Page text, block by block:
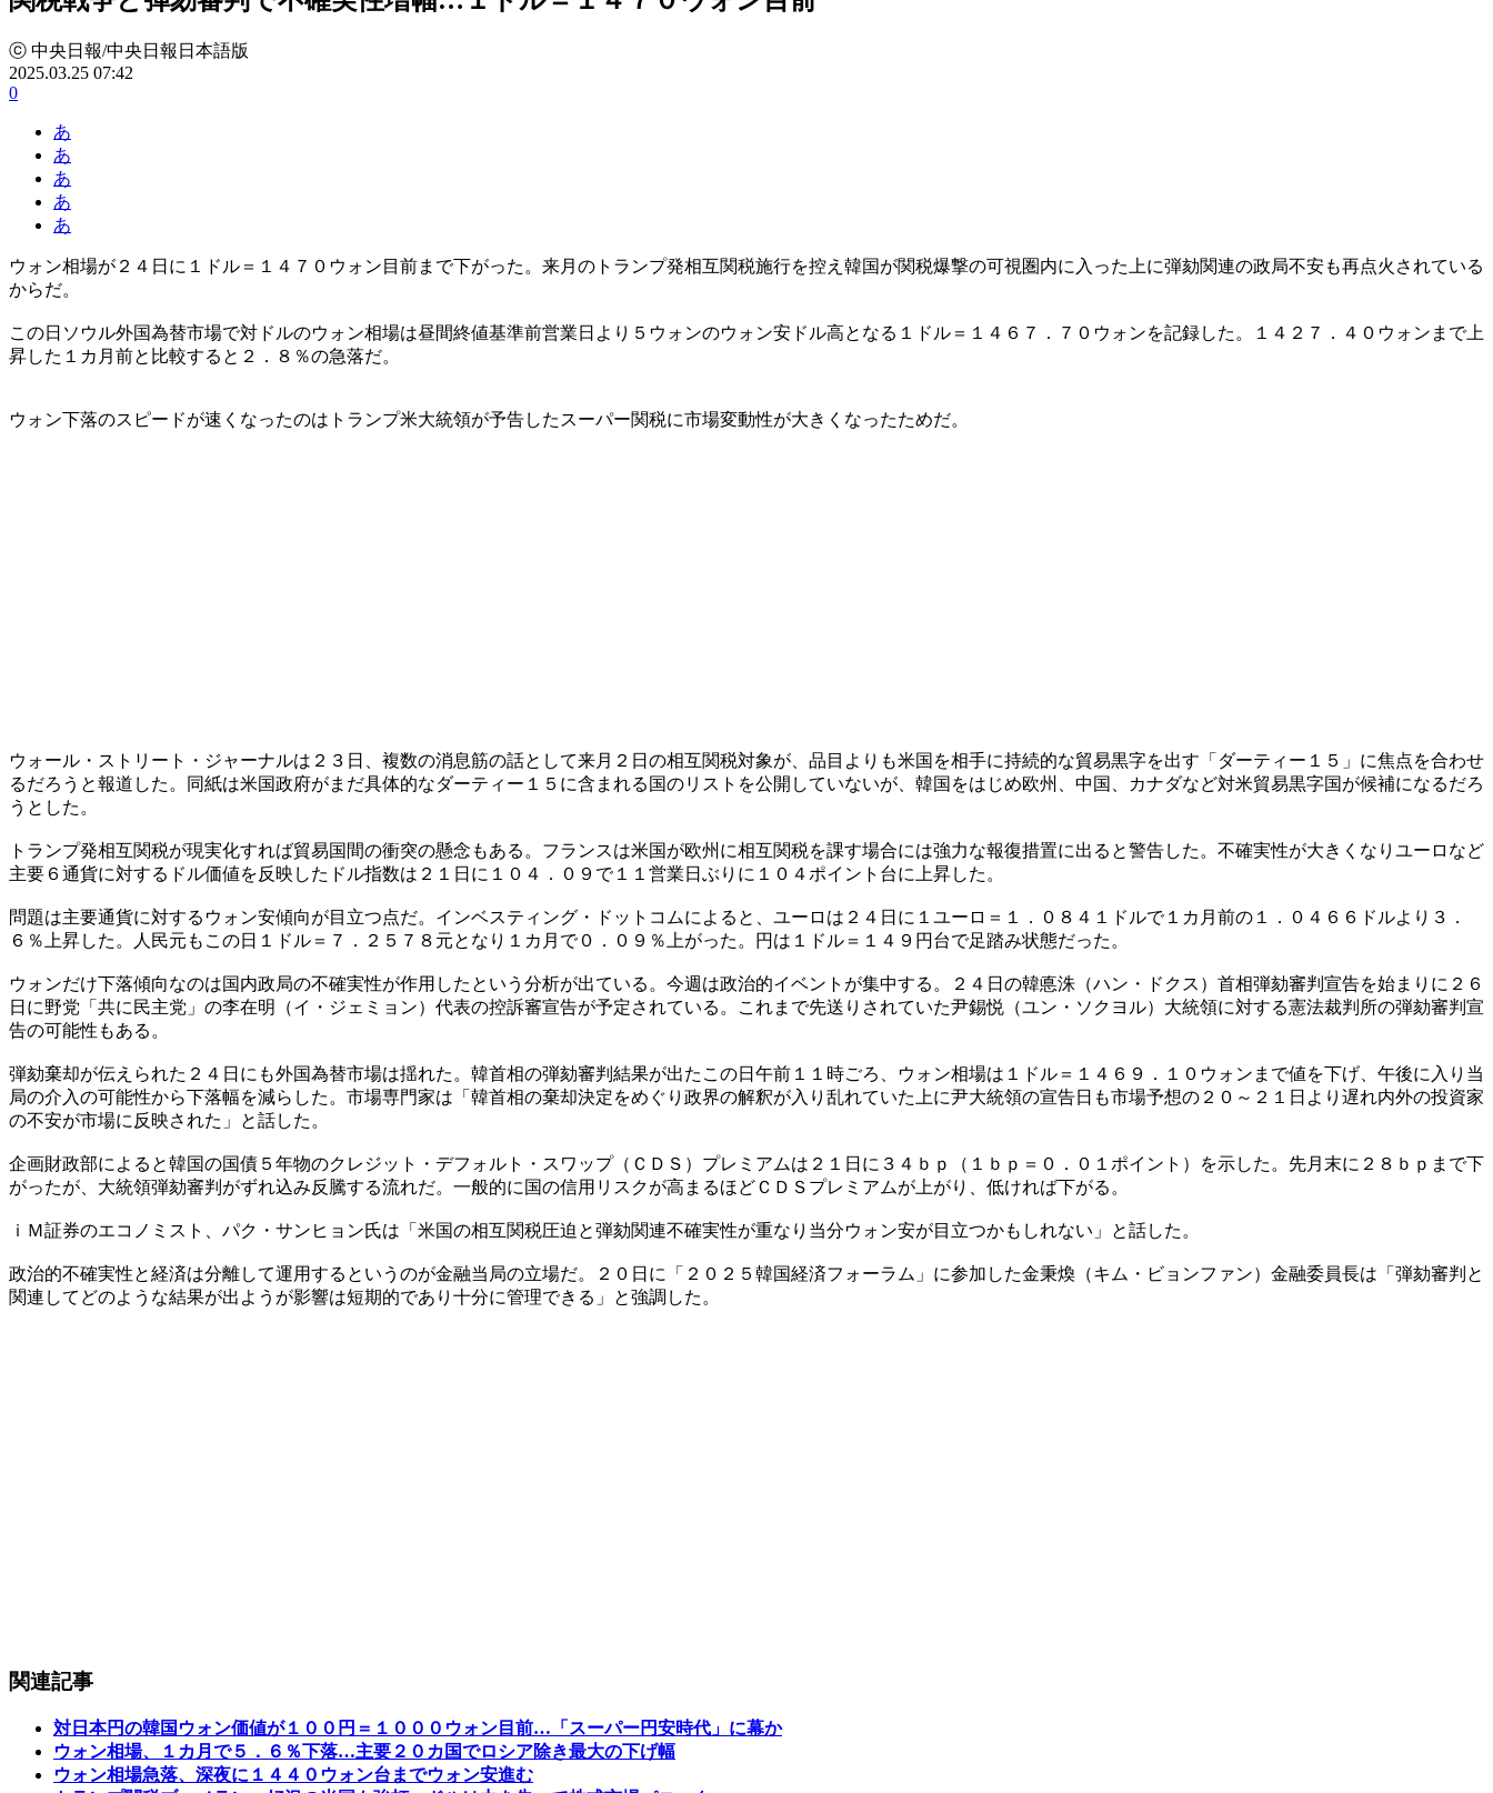
ⓒ 中央日報/中央日報日本語版
2025.03.25 07:42
0
あ
あ
あ
あ
あ
ウォン相場が２４日に１ドル＝１４７０ウォン目前まで下がった。来月のトランプ発相互関税施行を控え韓国が関税爆撃の可視圏内に入った上に弾劾関連の政局不安も再点火されている
からだ。
この日ソウル外国為替市場で対ドルのウォン相場は昼間終値基準前営業日より５ウォンのウォン安ドル高となる１ドル＝１４６７．７０ウォンを記録した。１４２７．４０ウォンまで上
昇した１カ月前と比較すると２．８％の急落だ。
ウォン下落のスピードが速くなったのはトランプ米大統領が予告したスーパー関税に市場変動性が大きくなったためだ。
ウォール・ストリート・ジャーナルは２３日、複数の消息筋の話として来月２日の相互関税対象が、品目よりも米国を相手に持続的な貿易黒字を出す「ダーティー１５」に焦点を合わせ
るだろうと報道した。同紙は米国政府がまだ具体的なダーティー１５に含まれる国のリストを公開していないが、韓国をはじめ欧州、中国、カナダなど対米貿易黒字国が候補になるだろ
うとした。
トランプ発相互関税が現実化すれば貿易国間の衝突の懸念もある。フランスは米国が欧州に相互関税を課す場合には強力な報復措置に出ると警告した。不確実性が大きくなりユーロなど
主要６通貨に対するドル価値を反映したドル指数は２１日に１０４．０９で１１営業日ぶりに１０４ポイント台に上昇した。
問題は主要通貨に対するウォン安傾向が目立つ点だ。インベスティング・ドットコムによると、ユーロは２４日に１ユーロ＝１．０８４１ドルで１カ月前の１．０４６６ドルより３．
６％上昇した。人民元もこの日１ドル＝７．２５７８元となり１カ月で０．０９％上がった。円は１ドル＝１４９円台で足踏み状態だった。
ウォンだけ下落傾向なのは国内政局の不確実性が作用したという分析が出ている。今週は政治的イベントが集中する。２４日の韓悳洙（ハン・ドクス）首相弾劾審判宣告を始まりに２６
日に野党「共に民主党」の李在明（イ・ジェミョン）代表の控訴審宣告が予定されている。これまで先送りされていた尹錫悦（ユン・ソクヨル）大統領に対する憲法裁判所の弾劾審判宣
告の可能性もある。
弾劾棄却が伝えられた２４日にも外国為替市場は揺れた。韓首相の弾劾審判結果が出たこの日午前１１時ごろ、ウォン相場は１ドル＝１４６９．１０ウォンまで値を下げ、午後に入り当
局の介入の可能性から下落幅を減らした。市場専門家は「韓首相の棄却決定をめぐり政界の解釈が入り乱れていた上に尹大統領の宣告日も市場予想の２０～２１日より遅れ内外の投資家
の不安が市場に反映された」と話した。
企画財政部によると韓国の国債５年物のクレジット・デフォルト・スワップ（ＣＤＳ）プレミアムは２１日に３４ｂｐ（１ｂｐ＝０．０１ポイント）を示した。先月末に２８ｂｐまで下
がったが、大統領弾劾審判がずれ込み反騰する流れだ。一般的に国の信用リスクが高まるほどＣＤＳプレミアムが上がり、低ければ下がる。
ｉＭ証券のエコノミスト、パク・サンヒョン氏は「米国の相互関税圧迫と弾劾関連不確実性が重なり当分ウォン安が目立つかもしれない」と話した。
政治的不確実性と経済は分離して運用するというのが金融当局の立場だ。２０日に「２０２５韓国経済フォーラム」に参加した金秉煥（キム・ビョンファン）金融委員長は「弾劾審判と
関連してどのような結果が出ようが影響は短期的であり十分に管理できる」と強調した。
関連記事
対日本円の韓国ウォン価値が１００円＝１０００ウォン目前…「スーパー円安時代」に幕か
ウォン相場、１カ月で５．６％下落…主要２０カ国でロシア除き最大の下げ幅
ウォン相場急落、深夜に１４４０ウォン台までウォン安進む